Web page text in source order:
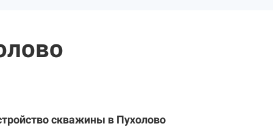
скважины в Пухолово